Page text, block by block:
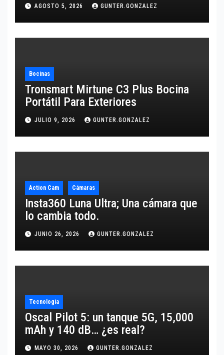
AGOSTO 5, 2026 GUNTER.GONZALEZ
Bocinas
Tronsmart Mirtune C3 Plus Bocina
Portátil Para Exteriores
JULIO 9, 2026 GUNTER.GONZALEZ
Action Cam Cámaras
Insta360 Luna Ultra; Una cámara que
lo cambia todo.
JUNIO 26, 2026 GUNTER.GONZALEZ
Tecnología
Oscal Pilot 5: un tanque 5G, 15,000
mAh y 140 dB… ¿es real?
MAYO 30, 2026 GUNTER.GONZALEZ